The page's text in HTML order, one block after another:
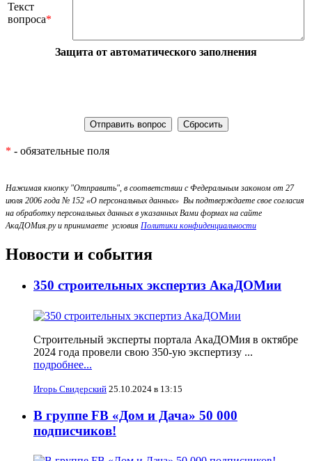
Текст
вопроса*
Защита от автоматического заполнения
* - обязательные поля
Нажимая кнопку "Отправить", в соответствии с Федеральным законом от 27
июля 2006 года № 152 «О персональных данных» Вы подтверждаете свое согласия
на обработку персональных данных в указанных Вами формах на сайте
АкаДОМия.ру и принимаете условия Политики конфиденциальности
Новости и события
350 строительных экспертиз АкаДОМии
Строительный эксперты портала АкаДОМия в октябре
2024 года провели свою 350-ую экспертизу ...
подробнее...
Игорь Свидерский 25.10.2024 в 13:15
В группе FB «Дом и Дача» 50 000
подписчиков!